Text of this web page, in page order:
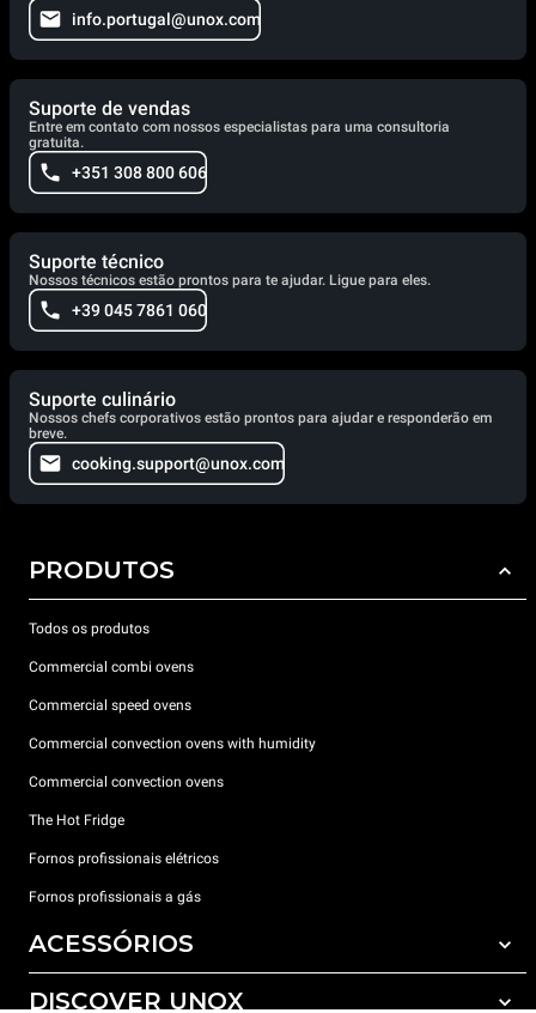
info.portugal@unox.com
Suporte de vendas
Entre em contato com nossos especialistas para uma consultoria
gratuita.
+351 308 800 606
Suporte técnico
Nossos técnicos estão prontos para te ajudar. Ligue para eles.
+39 045 7861 060
Suporte culinário
Nossos chefs corporativos estão prontos para ajudar e responderão em
breve.
cooking.support@unox.com
PRODUTOS
Todos os produtos
Commercial combi ovens
Commercial speed ovens
Commercial convection ovens with humidity
Commercial convection ovens
The Hot Fridge
Fornos profissionais elétricos
Fornos profissionais a gás
ACESSÓRIOS
Todos os acessórios
DISCOVER UNOX